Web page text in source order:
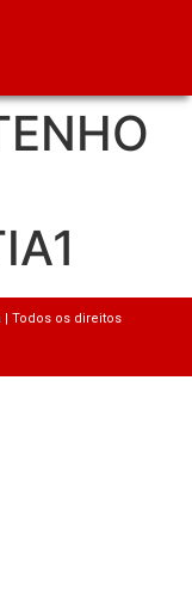
| Todos os direitos